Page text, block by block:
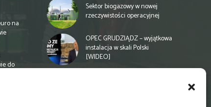
na
do
Sektor biogazowy w nowej
rzeczywistości operacyjnej
OPEC GRUDZIĄDZ – wyjątkowa
instalacja w skali Polski
[WIDEO]